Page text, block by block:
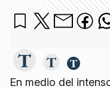
En medio del